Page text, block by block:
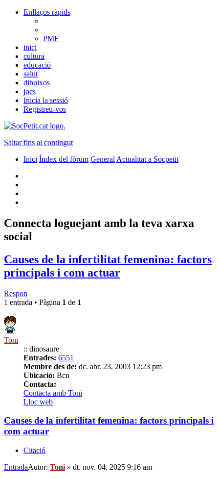
Enllaços ràpids
PMF
inici
cultura
educació
salut
dibuixos
jocs
Inicia la sessió
Registreu-vos
Saltar fins al contingut
Inici Índex del fòrum General Actualitat a Socpetit
Connecta loguejant amb la teva xarxa
social
Causes de la infertilitat femenina: factors
principals i com actuar
Respon
1 entrada • Pàgina 1 de 1
Toni
:: dinosaure
Entrades: 6551
Membre des de: dc. abr. 23, 2003 12:23 pm
Ubicació: Bcn
Contacta:
Contacta amb Toni
Lloc web
Causes de la infertilitat femenina: factors principals i
com actuar
Citació
EntradaAutor: Toni » dt. nov. 04, 2025 9:16 am